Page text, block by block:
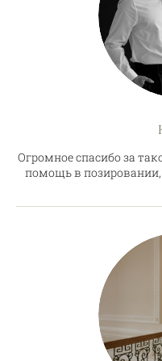
Огромное спасибо за
помощь в позировании,